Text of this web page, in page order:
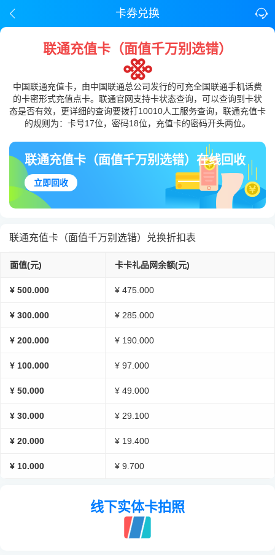
卡券兑换
联通充值卡（面值千万别选错）
中国联通充值卡，由中国联通总公司发行的可充全国联通手机话费
的卡密形式充值点卡。联通官网支持卡状态查询，可以查询到卡状
态是否有效，更详细的查询要拨打10010人工服务查询，联通充值卡
的规则为：卡号17位，密码18位，充值卡的密码开头两位。
联通充值卡（面值千万别选错）在线回收
立即回收
联通充值卡（面值千万别选错）兑换折扣表
面值(元) 卡卡礼品网余额(元)
¥ 500.000 ¥ 475.000
¥ 300.000 ¥ 285.000
¥ 200.000 ¥ 190.000
¥ 100.000 ¥ 97.000
¥ 50.000 ¥ 49.000
¥ 30.000 ¥ 29.100
¥ 20.000 ¥ 19.400
¥ 10.000 ¥ 9.700
线下实体卡拍照